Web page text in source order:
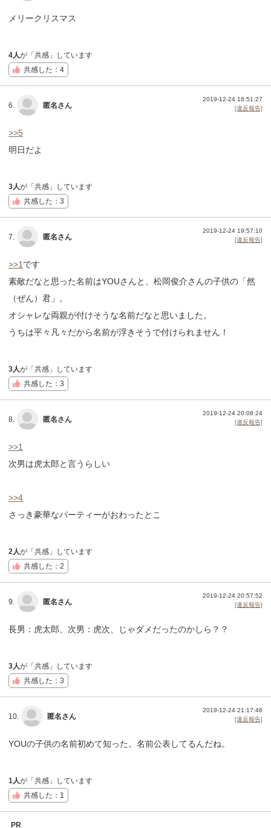
メリークリスマス
4人が「共感」しています
共感した：4
6. 匿名さん
2019-12-24 18:51:27
[違反報告]
>>5
明日だよ
3人が「共感」しています
共感した：3
7. 匿名さん
2019-12-24 19:57:10
[違反報告]
>>1 です
素敵だなと思った名前はYOUさんと、松岡俊介さんの子供の「然
（ぜん）君」。
オシャレな両親が付けそうな名前だなと思いました。
うちは平々凡々だから名前が浮きそうで付けられません！
3人が「共感」しています
共感した：3
8. 匿名さん
2019-12-24 20:08:24
[違反報告]
>>1
次男は虎太郎と言うらしい
>>4
さっき豪華なパーティーがおわったとこ
2人が「共感」しています
共感した：2
9. 匿名さん
2019-12-24 20:57:52
[違反報告]
長男：虎太郎、次男：虎次、じゃダメだったのかしら？？
3人が「共感」しています
共感した：3
10. 匿名さん
2019-12-24 21:17:46
[違反報告]
YOUの子供の名前初めて知った。名前公表してるんだね。
1人が「共感」しています
共感した：1
PR